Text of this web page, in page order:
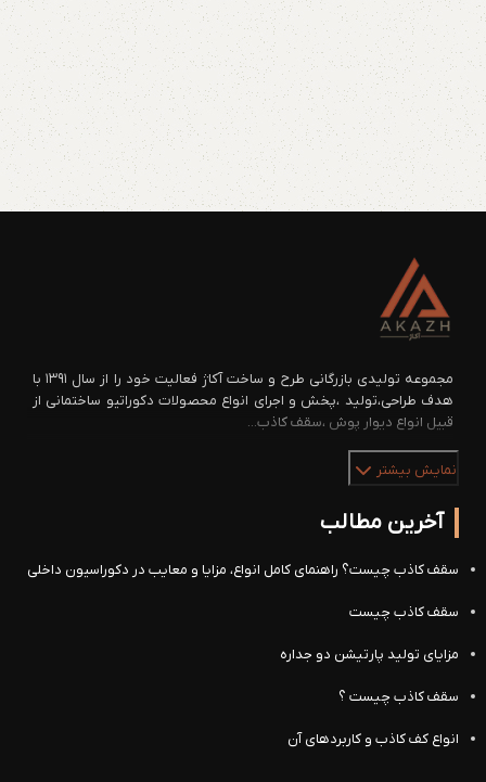
مجموعه تولیدی بازرگانی طرح و ساخت آکاژ فعالیت خود را از سال ۱۳۹۱ با
هدف طراحی،تولید ،پخش و اجرای انواع محصولات دکوراتیو ساختمانی از
قبیل انواع دیوار پوش ،سقف کاذب...
نمایش بیشتر
آخرین مطالب
سقف کاذب چیست؟ راهنمای کامل انواع، مزایا و معایب در دکوراسیون داخلی
سقف کاذب چیست
مزایای تولید پارتیشن دو جداره
سقف کاذب چیست ؟
انواع کف کاذب و کاربردهای آن